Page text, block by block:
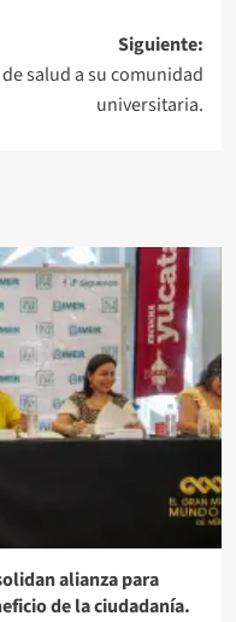
Siguiente:
salud a su comunidad
universitaria.
alianza para
de la ciudadanía.